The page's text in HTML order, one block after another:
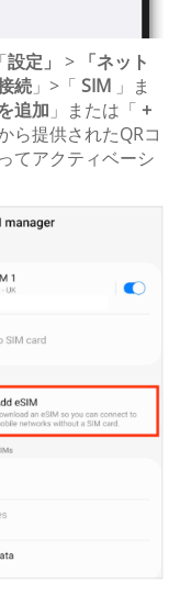
設定」 > 「ネット
続 」>「 SIM 」ま
追加 」または「 +
ら提供されたQRコ
てアクティベーシ